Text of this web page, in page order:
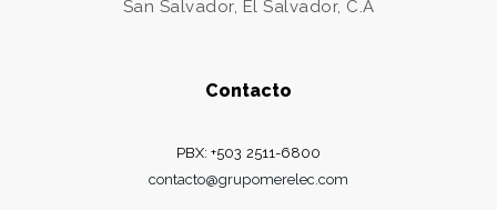
San Salvador, El Salvador, C.A
Contacto
PBX: +503 2511-6800
contacto@grupomerelec.com